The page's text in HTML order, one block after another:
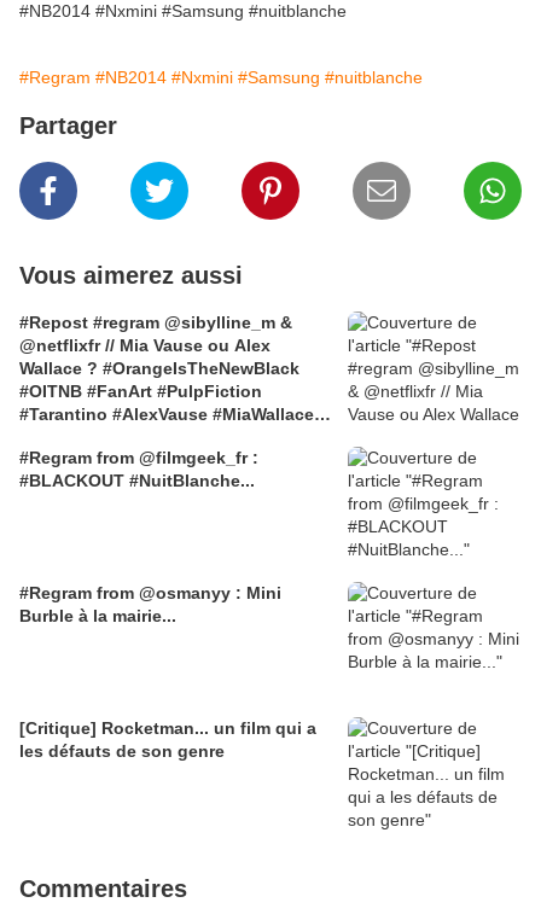
#NB2014 #Nxmini #Samsung #nuitblanche
#Regram #NB2014 #Nxmini #Samsung #nuitblanche
Partager
Vous aimerez aussi
#Repost #regram @sibylline_m &
@netflixfr // Mia Vause ou Alex
Wallace ? #OrangeIsTheNewBlack
#OITNB #FanArt #PulpFiction
#Tarantino #AlexVause #MiaWallace
#justcinema
#Regram from @filmgeek_fr :
#BLACKOUT #NuitBlanche...
#Regram from @osmanyy : Mini
Burble à la mairie...
[Critique] Rocketman... un film qui a
les défauts de son genre
Commentaires